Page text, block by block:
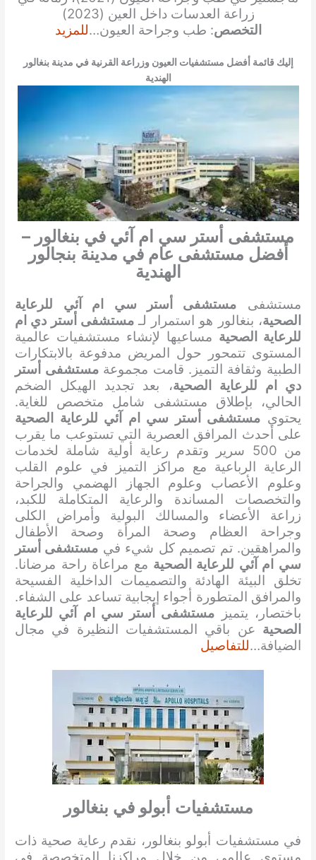
زراعة العدسات داخل العين (2023)
التخصص: طب وجراحة العيون…للمزيد
إليك قائمة أفضل مستشفيات العيون وزراعة القرنية في مدينة بنغالور
الهندية
مستشفى أستر سي ام آئي في بنغالور –
أفضل مستشفى عام في مدينة بنجالور
الهندية
مستشفى مستشفى أستر سي ام آئي للرعاية
الصحية، بنغالور هو استمرار لـمستشفى أستر دي ام
للرعاية الصحية مساعيها لإنشاء مستشفيات عالمية
المستوى تتمحور حول المريض مدفوعة بالابتكارات
الطبية وثقافة التميز. قامت مجموعةمستشفى أستر
دي ام للرعاية الصحية، بعد تجديد الهيكل الضخم
الحالي، بإطلاق مستشفى شامل متخصص للغاية.
يحتوي مستشفى أستر سي ام آئي للرعاية الصحية
على أحدث المرافق العصرية التي تستوعب ما يقرب
من 500 سرير وتقدم رعاية أولية شاملة لخدمات
الرعاية الرباعية مع مراكز التميز في علوم القلب
وعلوم الأعصاب وعلوم الجهاز الهضمي والجراحة
والتخصصات المساندة والرعاية المتكاملة للكبد،
زراعة الأعضاء والمسالك البولية وأمراض الكلى
وجراحة العظام وصحة المرأة وصحة الأطفال
والمراهقين. تم تصميم كل شيء في مستشفى أستر
سي ام آئي للرعاية الصحية مع مراعاة راحة مرضانا.
تخلق البيئة الهادئة والتصميمات الداخلية الفسيحة
والمرافق المتطورة أجواء إيجابية تساعد على الشفاء.
باختصار، يتميز مستشفى أستر سي ام آئي للرعاية
الصحية عن باقي المستشفيات النظيرة في مجال
الضيافة…للتفاصيل
مستشفيات أبولو في بنغالور
في مستشفيات أبولو بنغالور، نقدم رعاية صحية ذات
مستوى عالمي من خلال مراكزنا المتخصصة في